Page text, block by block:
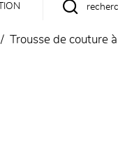
Trousse de couture